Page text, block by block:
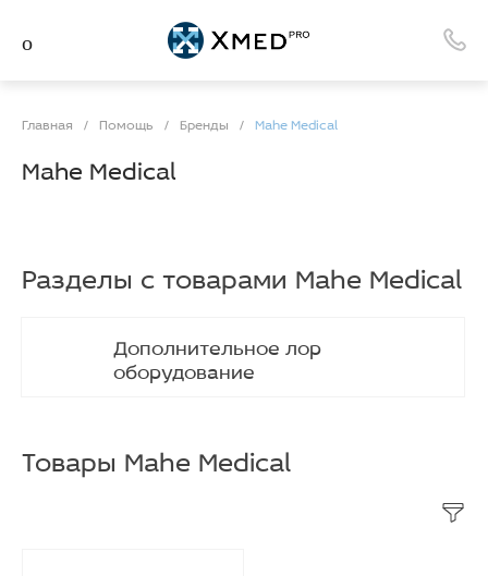
Главная / Помощь / Бренды / Mahe Medical
Mahe Medical
Разделы с товарами Mahe Medical
Дополнительное лор
оборудование
Товары Mahe Medical